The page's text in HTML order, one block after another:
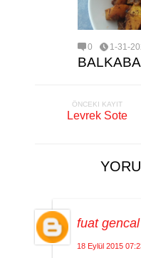
0 1-31-
ÖNCEKI KAYIT
Levrek Sote
fuat gencal
18 Eylül 2015